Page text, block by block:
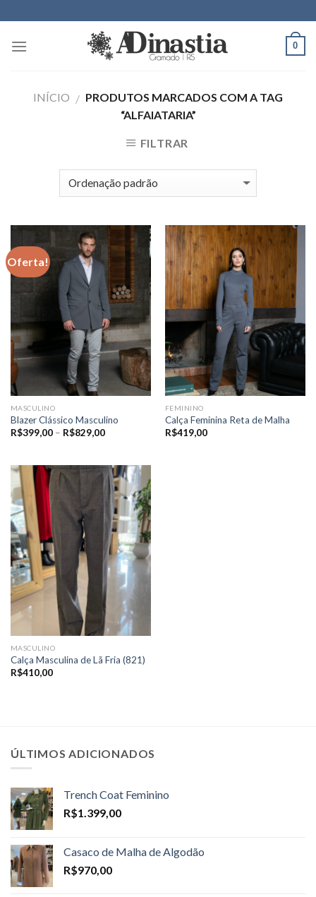
to
content
0
INÍCIO / PRODUTOS MARCADOS COM A TAG
“ALFAIATARIA”
FILTRAR
Oferta!
MASCULINO
Blazer Clássico Masculino
R$399,00 – R$829,00Price
R$829,00
FEMININO
Calça Feminina Reta de Malha
R$419,00
MASCULINO
Calça Masculina de Lã Fria (821)
R$410,00
ÚLTIMOS ADICIONADOS
Trench Coat Feminino
R$1.399,00
Casaco de Malha de Algodão
R$970,00